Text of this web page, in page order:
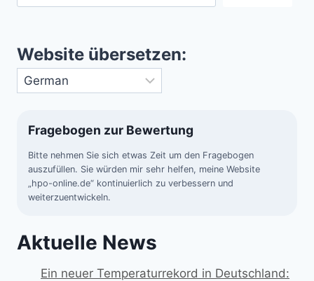
Website übersetzen:
Fragebogen zur Bewertung
Bitte nehmen Sie sich etwas Zeit um den Fragebogen
auszufüllen. Sie würden mir sehr helfen, meine Website
„hpo-online.de“ kontinuierlich zu verbessern und
weiterzuentwickeln.
Aktuelle News
Ein neuer Temperaturrekord in Deutschland: